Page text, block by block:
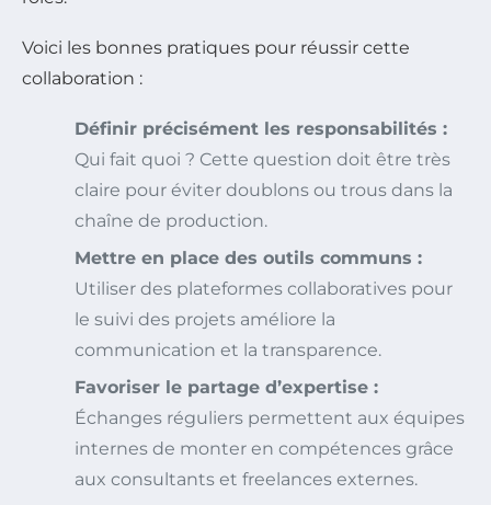
Voici les bonnes pratiques pour réussir cette
collaboration :
Définir précisément les responsabilités :
Qui fait quoi ? Cette question doit être très
claire pour éviter doublons ou trous dans la
chaîne de production.
Mettre en place des outils communs :
Utiliser des plateformes collaboratives pour
le suivi des projets améliore la
communication et la transparence.
Favoriser le partage d’expertise :
Échanges réguliers permettent aux équipes
internes de monter en compétences grâce
aux consultants et freelances externes.